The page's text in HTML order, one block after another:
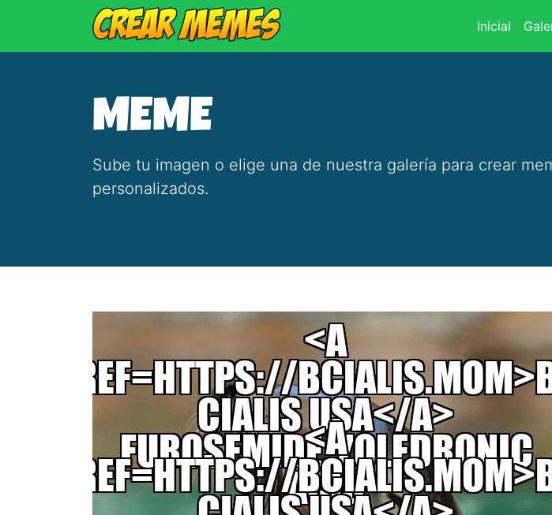
Inicial
MEME
Sube tu imagen o elige una de nuestra galería para crear
personalizados.